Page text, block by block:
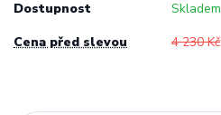
Dostupnost
Skladem
Cena před slevou
4 230 Kč